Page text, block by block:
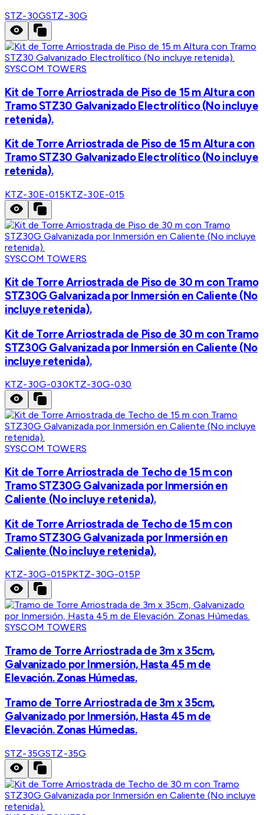
STZ-30GSTZ-30G
SYSCOM TOWERS
Kit de Torre Arriostrada de Piso de 15 m Altura con
Tramo STZ30 Galvanizado Electrolítico (No incluye
retenida).
Kit de Torre Arriostrada de Piso de 15 m Altura con
Tramo STZ30 Galvanizado Electrolítico (No incluye
retenida).
KTZ-30E-015KTZ-30E-015
SYSCOM TOWERS
Kit de Torre Arriostrada de Piso de 30 m con Tramo
STZ30G Galvanizada por Inmersión en Caliente (No
incluye retenida).
Kit de Torre Arriostrada de Piso de 30 m con Tramo
STZ30G Galvanizada por Inmersión en Caliente (No
incluye retenida).
KTZ-30G-030KTZ-30G-030
SYSCOM TOWERS
Kit de Torre Arriostrada de Techo de 15 m con
Tramo STZ30G Galvanizada por Inmersión en
Caliente (No incluye retenida).
Kit de Torre Arriostrada de Techo de 15 m con
Tramo STZ30G Galvanizada por Inmersión en
Caliente (No incluye retenida).
KTZ-30G-015PKTZ-30G-015P
SYSCOM TOWERS
Tramo de Torre Arriostrada de 3m x 35cm,
Galvanizado por Inmersión, Hasta 45 m de
Elevación. Zonas Húmedas.
Tramo de Torre Arriostrada de 3m x 35cm,
Galvanizado por Inmersión, Hasta 45 m de
Elevación. Zonas Húmedas.
STZ-35GSTZ-35G